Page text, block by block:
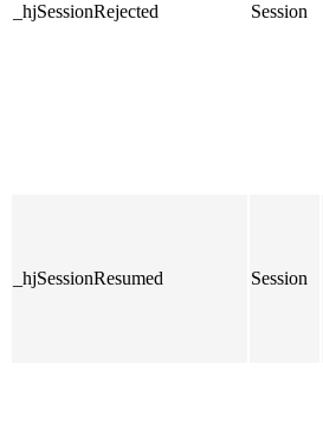
_hjSessionRejected Session
_hjSessionResumed Session